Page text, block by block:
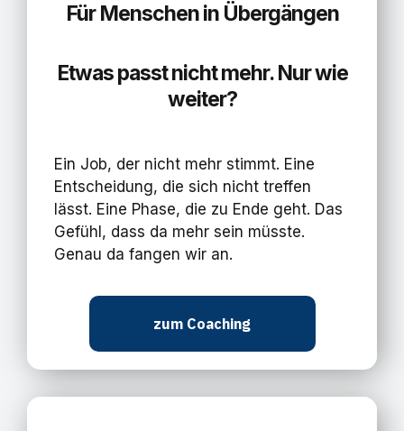
Für Menschen in Übergängen
Etwas passt nicht mehr. Nur wie
weiter?
Ein Job, der nicht mehr stimmt. Eine
Entscheidung, die sich nicht treffen
lässt. Eine Phase, die zu Ende geht. Das
Gefühl, dass da mehr sein müsste.
Genau da fangen wir an.
zum Coaching